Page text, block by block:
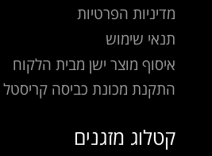
מדיניות הפרטיות
תנאי שימוש
איסוף מוצר ישן מבית הלקוח
התקנת מכונת כביסה קריסטל
קטלוג מזגנים